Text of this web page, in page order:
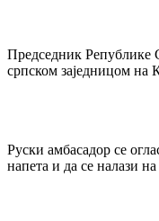
Председник Републике
српском заједницом на
Руски амбасадор ce
напета и да се налази
navigation